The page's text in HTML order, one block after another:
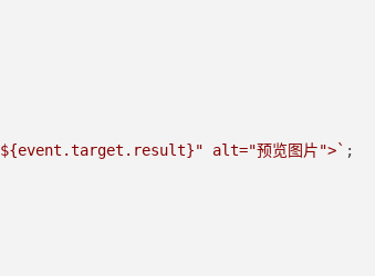
${event.target.result}" alt="预览图片">` ;